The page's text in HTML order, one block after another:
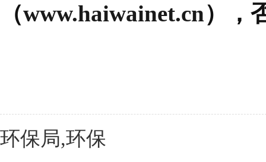
（www.haiwainet.cn），
环保局,环保